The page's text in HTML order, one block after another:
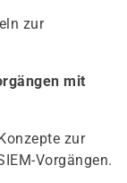
zur
mit
zur
Vorgängen.